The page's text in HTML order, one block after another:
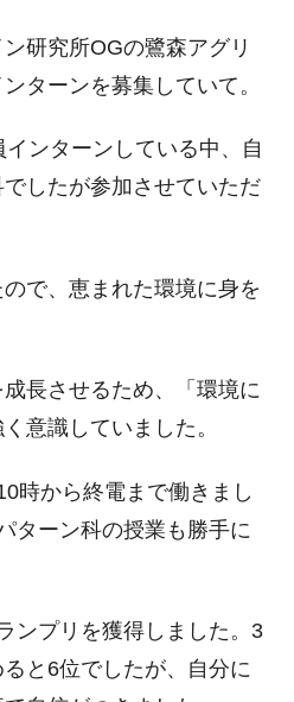
研究所OGの鷺森アグリ
ターンを募集していて。
ンターンしている中、自
したが参加させていただ
で、恵まれた環境に身を
長させるため、「環境に
意識していました。
時から終電まで働きまし
ターン科の授業も勝手に
ンプリを獲得しました。3
と6位でしたが、自分に